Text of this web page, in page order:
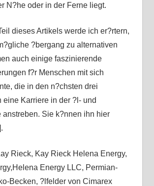
N?he oder in der Ferne liegt.
dieses Artikels werde ich er?rtern,
?bergang zu alternativen
auch einige faszinierende
f?r Menschen mit sich
die in den n?chsten drei
eine Karriere in der ?l- und
anstreben. Sie k?nnen ihn hier
Rieck, Kay Rieck Helena Energy,
Energy LLC, Permian-
Becken, ?lfelder von Cimarex